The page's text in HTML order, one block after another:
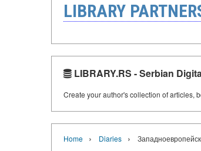
LIBRARY
LIBRARY.RS - Serbian
Create your author's collection of articles,
Home › Diaries ›